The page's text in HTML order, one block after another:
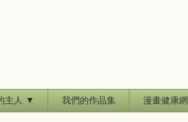
主人 ▼ 我們的作品集 漫畫健康網